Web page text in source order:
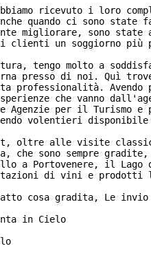
ricevuto i loro
quando ci sono state
migliorare, sono state
un soggiorno più
tengo molto a
presso di noi. Quì
professionalità. Avendo
che vanno
per il Turismo
volentieri
oltre alle visite
che sono sempre
a Portovenere, il Lago
di vini e
fatto cosa gradita, Le
in Cielo